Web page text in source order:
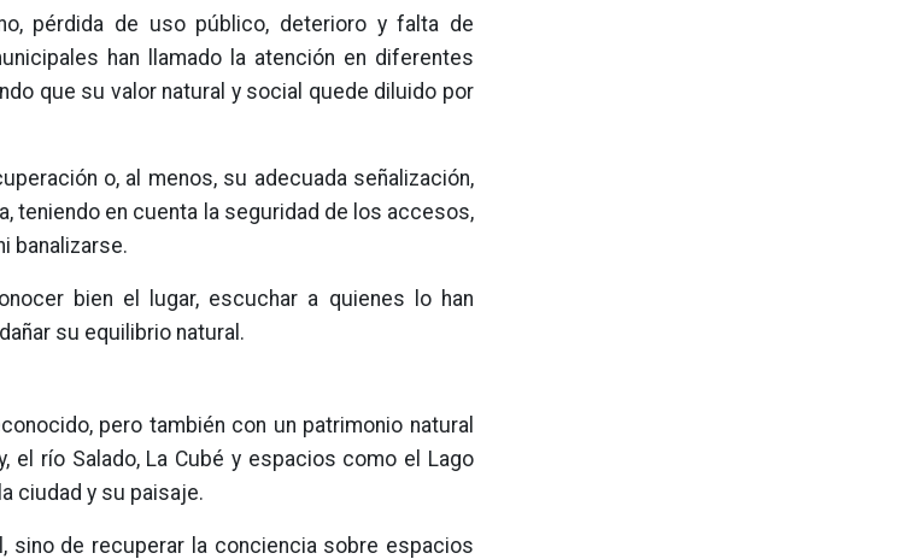
pérdida de uso público, deterioro y falta de
han llamado la atención en diferentes
que su valor natural y social quede diluido por
o, al menos, su adecuada señalización,
teniendo en cuenta la seguridad de los accesos,
banalizarse.
bien el lugar, escuchar a quienes lo han
su equilibrio natural.
pero también con un patrimonio natural
el río Salado, La Cubé y espacios como el Lago
ciudad y su paisaje.
sino de recuperar la conciencia sobre espacios